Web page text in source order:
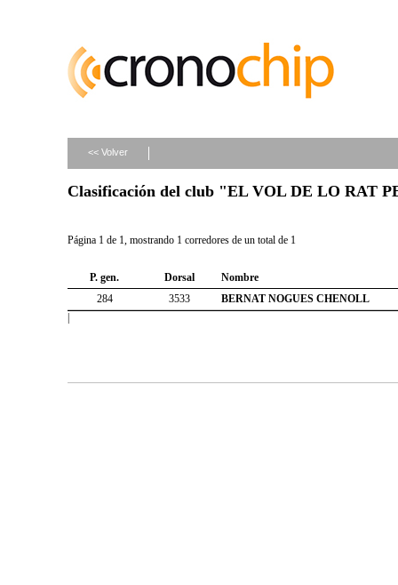
<< Volver
Clasificación del club "EL VOL DE LO RAT
Página 1 de 1, mostrando 1 corredores de un total de 1
P. gen. Dorsal
Nombre
284
3533
BERNAT NOGUES CHENOLL
|